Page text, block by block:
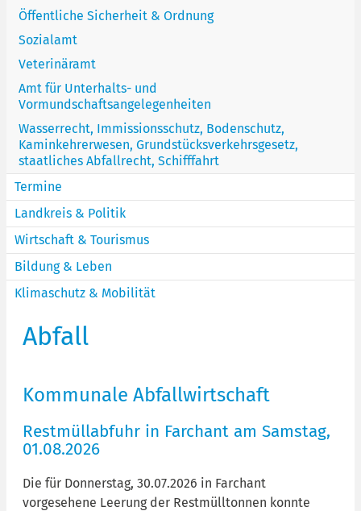
Öffentliche Sicherheit & Ordnung
Sozialamt
Veterinäramt
Amt für Unterhalts- und
Vormundschaftsangelegenheiten
Wasserrecht, Immissionsschutz, Bodenschutz,
Kaminkehrerwesen, Grundstücksverkehrsgesetz,
staatliches Abfallrecht, Schifffahrt
Termine
Landkreis & Politik
Wirtschaft & Tourismus
Bildung & Leben
Klimaschutz & Mobilität
Abfall
Kommunale Abfallwirtschaft
Restmüllabfuhr in Farchant am Samstag,
01.08.2026
Die für Donnerstag, 30.07.2026 in Farchant
vorgesehene Leerung der Restmülltonnen konnte